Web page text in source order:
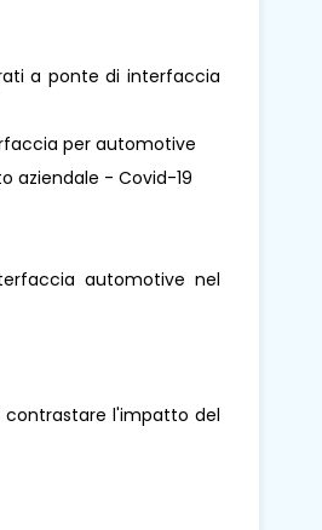
a ponte di interfaccia
per automotive
aziendale - Covid-19
automotive nel
contrastare l'impatto del